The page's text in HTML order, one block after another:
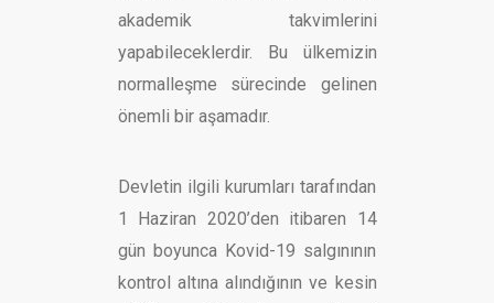
akademik takvimlerini
yapabileceklerdir. Bu ülkemizin
normalleşme sürecinde gelinen
önemli bir aşamadır.
Devletin ilgili kurumları tarafından
1 Haziran 2020’den itibaren 14
gün boyunca Kovid-19 salgınının
kontrol altına alındığının ve kesin